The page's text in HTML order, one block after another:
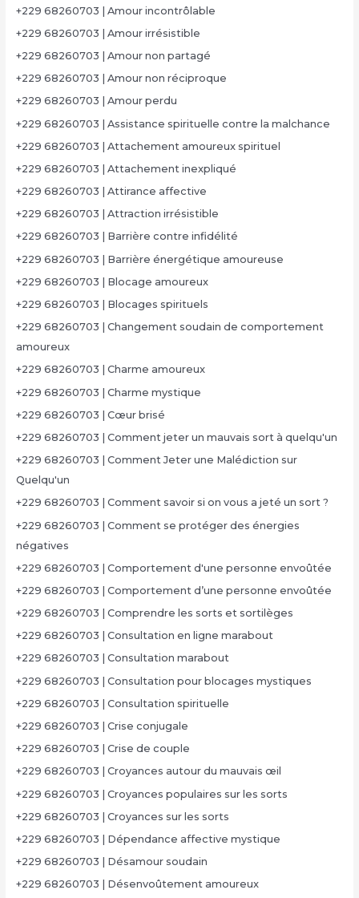
+229 68260703 | Amour incontrôlable
+229 68260703 | Amour irrésistible
+229 68260703 | Amour non partagé
+229 68260703 | Amour non réciproque
+229 68260703 | Amour perdu
+229 68260703 | Assistance spirituelle contre la malchance
+229 68260703 | Attachement amoureux spirituel
+229 68260703 | Attachement inexpliqué
+229 68260703 | Attirance affective
+229 68260703 | Attraction irrésistible
+229 68260703 | Barrière contre infidélité
+229 68260703 | Barrière énergétique amoureuse
+229 68260703 | Blocage amoureux
+229 68260703 | Blocages spirituels
+229 68260703 | Changement soudain de comportement
amoureux
+229 68260703 | Charme amoureux
+229 68260703 | Charme mystique
+229 68260703 | Cœur brisé
+229 68260703 | Comment jeter un mauvais sort à quelqu'un
+229 68260703 | Comment Jeter une Malédiction sur
Quelqu'un
+229 68260703 | Comment savoir si on vous a jeté un sort ?
+229 68260703 | Comment se protéger des énergies
négatives
+229 68260703 | Comportement d'une personne envoûtée
+229 68260703 | Comportement d’une personne envoûtée
+229 68260703 | Comprendre les sorts et sortilèges
+229 68260703 | Consultation en ligne marabout
+229 68260703 | Consultation marabout
+229 68260703 | Consultation pour blocages mystiques
+229 68260703 | Consultation spirituelle
+229 68260703 | Crise conjugale
+229 68260703 | Crise de couple
+229 68260703 | Croyances autour du mauvais œil
+229 68260703 | Croyances populaires sur les sorts
+229 68260703 | Croyances sur les sorts
+229 68260703 | Dépendance affective mystique
+229 68260703 | Désamour soudain
+229 68260703 | Désenvoûtement amoureux